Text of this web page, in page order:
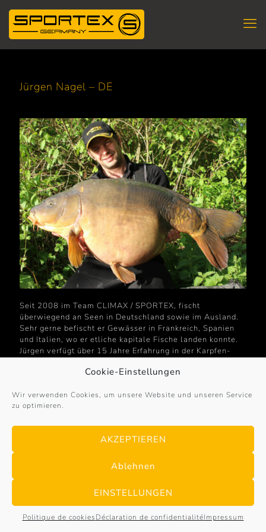
Cookie-Einstellungen
Wir verwenden Cookies, um unsere Website und unseren Service
zu optimieren.
AKZEPTIEREN
Ablehnen
EINSTELLUNGEN
Politique de cookiesDéclaration de confidentialitéImpressum
Jürgen Nagel – DE
Seit 2008 im Team CLIMAX / SPORTEX, fischt
überwiegend an Seen in Deutschland sowie im Ausland.
Sehr gerne befischt er Gewässer in Frankreich, Spanien
und Italien, wo er etliche kapitale Fische landen konnte.
Jürgen verfügt über 15 Jahre Erfahrung in der Karpfen-
© 2017 – 2026Sportex-Germany. All Rights
Reserved. | powered byBayer & Borgolte GbR